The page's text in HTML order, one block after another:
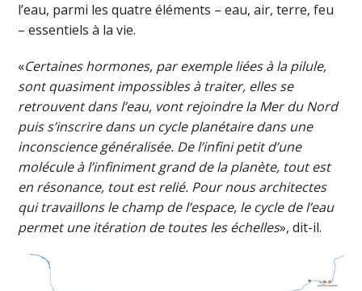
l’eau, parmi les quatre éléments – eau, air, terre, feu
– essentiels à la vie.
«Certaines hormones, par exemple liées à la pilule,
sont quasiment impossibles à traiter, elles se
retrouvent dans l’eau, vont rejoindre la Mer du Nord
puis s’inscrire dans un cycle planétaire dans une
inconscience généralisée. De l’infini petit d’une
molécule à l’infiniment grand de la planète, tout est
en résonance, tout est relié. Pour nous architectes
qui travaillons le champ de l’espace, le cycle de l’eau
permet une itération de toutes les échelles», dit-il.